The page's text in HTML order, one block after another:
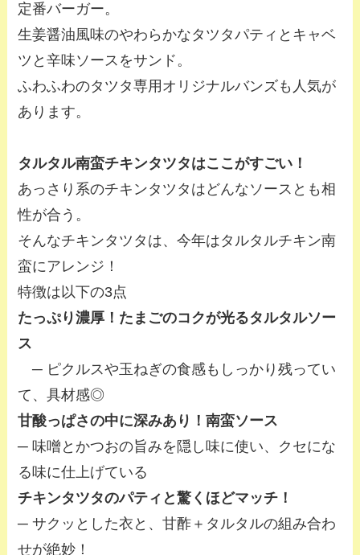
定番バーガー。
生姜醤油風味のやわらかなタツタパティとキャベ
ツと辛味ソースをサンド。
ふわふわのタツタ専用オリジナルバンズも人気が
あります。
タルタル南蛮チキンタツタはここがすごい！
あっさり系のチキンタツタはどんなソースとも相
性が合う。
そんなチキンタツタは、今年はタルタルチキン南
蛮にアレンジ！
特徴は以下の3点
たっぷり濃厚！たまごのコクが光るタルタルソー
ス
─ ピクルスや玉ねぎの食感もしっかり残ってい
て、具材感◎
甘酸っぱさの中に深みあり！南蛮ソース
─ 味噌とかつおの旨みを隠し味に使い、クセにな
る味に仕上げている
チキンタツタのパティと驚くほどマッチ！
─ サクッとした衣と、甘酢＋タルタルの組み合わ
せが絶妙！